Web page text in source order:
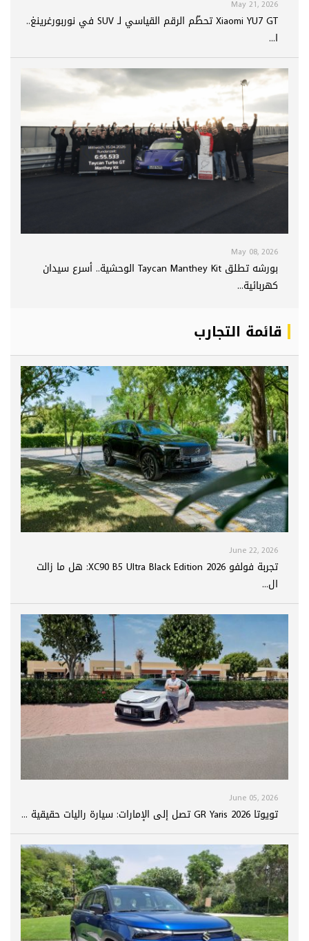
May 21, 2026
Xiaomi YU7 GT تحطّم الرقم القياسي لـ SUV في نوربورغرينغ..
ا...
May 08, 2026
بورشه تطلق Taycan Manthey Kit الوحشية.. أسرع سيدان
كهربائية...
قائمة التجارب
June 22, 2026
تجربة فولفو XC90 B5 Ultra Black Edition 2026: هل ما زالت
ال...
June 05, 2026
تويوتا GR Yaris 2026 تصل إلى الإمارات: سيارة راليات حقيقية ...